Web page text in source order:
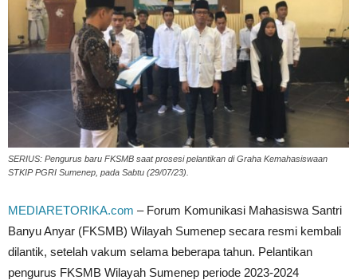
SERIUS: Pengurus baru FKSMB saat prosesi pelantikan di Graha Kemahasiswaan
STKIP PGRI Sumenep, pada Sabtu (29/07/23).
MEDIARETORIKA.com – Forum Komunikasi Mahasiswa Santri
Banyu Anyar (FKSMB) Wilayah Sumenep secara resmi kembali
dilantik, setelah vakum selama beberapa tahun. Pelantikan
pengurus FKSMB Wilayah Sumenep periode 2023-2024